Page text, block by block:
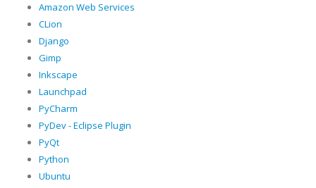
Amazon Web Services
CLion
Django
Gimp
Inkscape
Launchpad
PyCharm
PyDev - Eclipse Plugin
PyQt
Python
Ubuntu